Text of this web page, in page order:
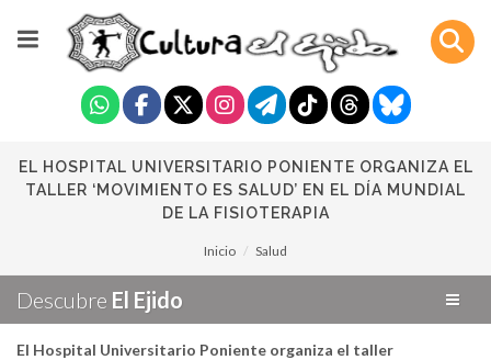
EL HOSPITAL UNIVERSITARIO PONIENTE ORGANIZA EL
TALLER ‘MOVIMIENTO ES SALUD’ EN EL DÍA MUNDIAL
DE LA FISIOTERAPIA
Inicio Salud
Descubre El Ejido
El Hospital Universitario Poniente organiza el taller